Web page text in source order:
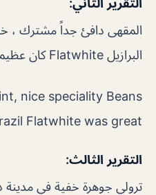
المقهى دافئ جداً مشترك ،
البرازيل Flatwhite كان عظيما
nice speciality Beans
Flatwhite was great
التقرير الثالث:
ترولي جوهرة خفية في